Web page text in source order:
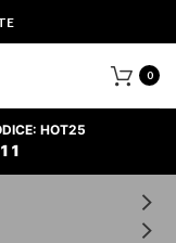
0
HOT25